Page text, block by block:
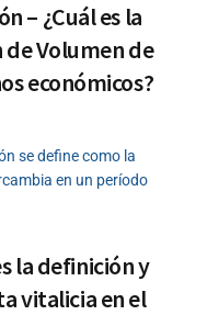
– ¿Cuál es la
Volumen de
económicos?
se define como la
en un período
la definición y
vitalicia en el